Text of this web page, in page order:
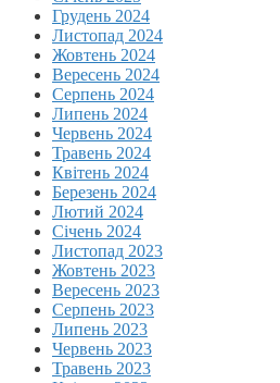
Грудень 2024
Листопад 2024
Жовтень 2024
Вересень 2024
Серпень 2024
Липень 2024
Червень 2024
Травень 2024
Квітень 2024
Березень 2024
Лютий 2024
Січень 2024
Листопад 2023
Жовтень 2023
Вересень 2023
Серпень 2023
Липень 2023
Червень 2023
Травень 2023